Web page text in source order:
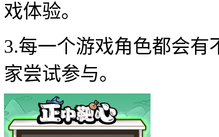
戏体验。
3.每一个游戏角色都会
家尝试参与。